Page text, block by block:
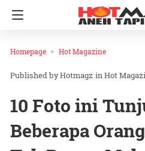
Homepage Hot Magazine
Hotmagz inHot
10 Foto ini
Beberapa